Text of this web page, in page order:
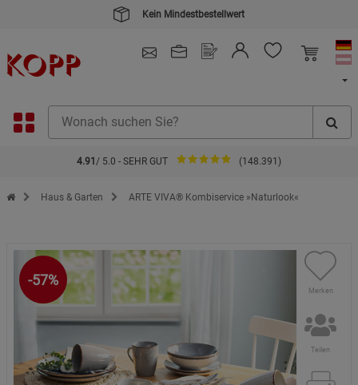
4.91 / 5.0 - SEHR GUT (148.391)
Zur Startseite des Kopp Verlag Online-Shop
Haus & Garten ARTE VIVA® Kombiservice »Naturlook«
-57%
Merken
Teilen